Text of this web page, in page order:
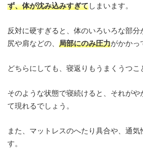
ず、体が沈み込みすぎてしまいます。
反対に硬すぎると、体のいろいろな部分
尻や肩などの、 局部にのみ圧力がかかっ
どちらにしても、寝返りもうまくうつこ
そのような状態で寝続けると、それがや
て現れるでしょう。
また、マットレスのへたり具合や、通
す。